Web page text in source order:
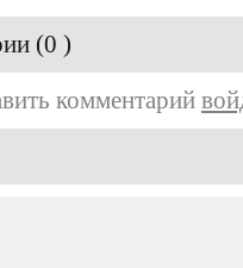
(0 )
комментарий